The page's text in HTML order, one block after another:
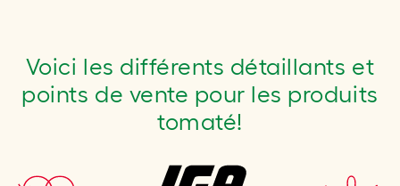
Voici les différents détaillants et
points de vente pour les produits
tomaté!